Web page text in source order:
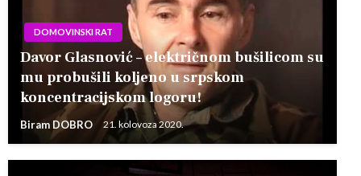
DOMOVINSKI RAT
Davor Glasnović – električnom bušilicom su
mu probušili koljeno u srpskom
koncentracijskom logoru!
Biram DOBRO 21. kolovoza 2020.